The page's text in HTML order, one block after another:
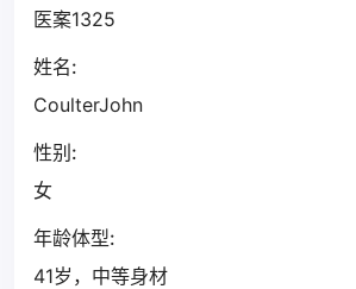
医案1325
姓名:
CoulterJohn
性别:
女
年龄体型:
41岁，中等身材